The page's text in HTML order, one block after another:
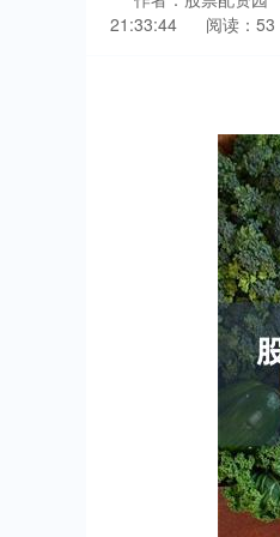
21:33:44
阅读：53